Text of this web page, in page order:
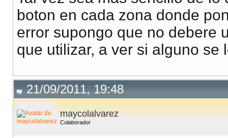
boton en cada zona donde
error supongo que no debere
que utilizar, a ver si alguno se
21/09/2011, 19:48
maycolalvarez
Colaborador